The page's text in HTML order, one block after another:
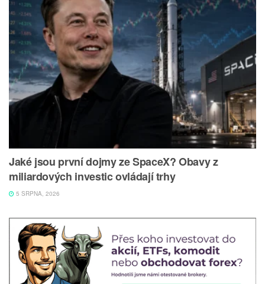
Jaké jsou první dojmy ze SpaceX? Obavy z
miliardových investic ovládají trhy
5 SRPNA, 2026